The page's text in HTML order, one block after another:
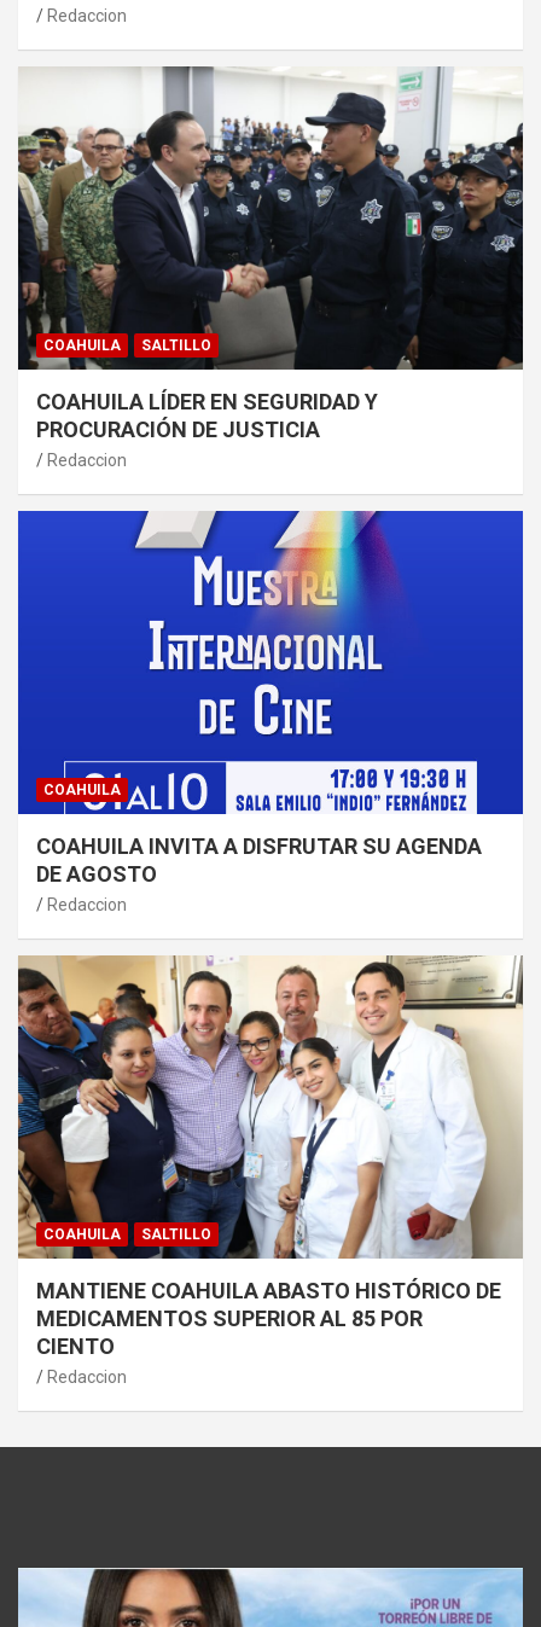
Redaccion
COAHUILA SALTILLO
COAHUILA LÍDER EN SEGURIDAD Y
PROCURACIÓN DE JUSTICIA
Redaccion
COAHUILA
COAHUILA INVITA A DISFRUTAR SU AGENDA
DE AGOSTO
Redaccion
COAHUILA SALTILLO
MANTIENE COAHUILA ABASTO HISTÓRICO DE
MEDICAMENTOS SUPERIOR AL 85 POR
CIENTO
Redaccion